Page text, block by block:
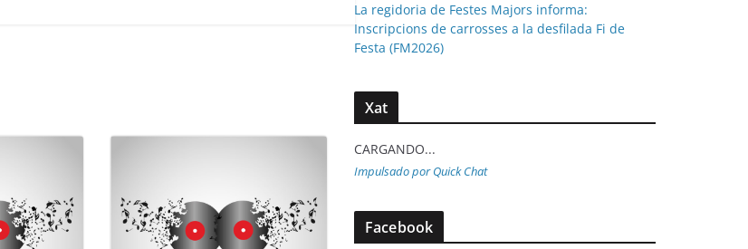
La regidoria de Festes Majors informa:
Inscripcions de carrosses a la desfilada Fi de
Festa (FM2026)
Xat
CARGANDO...
Impulsado por Quick Chat
Facebook